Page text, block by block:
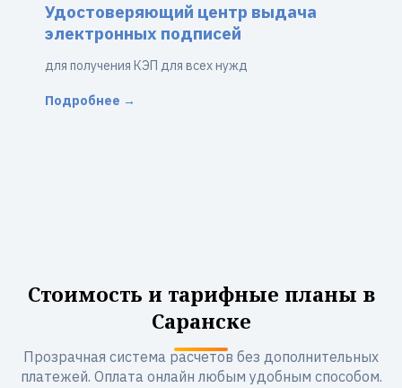
Удостоверяющий центр выдача
электронных подписей
для получения КЭП для всех нужд
Подробнее →
Стоимость и тарифные планы в
Саранске
Прозрачная система расчетов без дополнительных
платежей. Оплата онлайн любым удобным способом.